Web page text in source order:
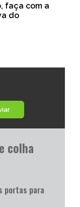
faça com a
do
colha
portas para